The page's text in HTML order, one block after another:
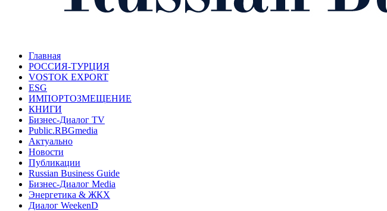
Главная
РОССИЯ-ТУРЦИЯ
VOSTOK EXPORT
ESG
ИМПОРТОЗМЕЩЕНИЕ
КНИГИ
Бизнес-Диалог TV
Public.RBGmedia
Актуально
Новости
Публикации
Russian Business Guide
Бизнес-Диалог Media
Энергетика & ЖКХ
Диалог WeekenD